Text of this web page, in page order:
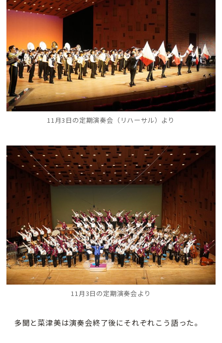
11月3日の定期演奏会（リハーサル）より
11月3日の定期演奏会より
多聞と菜津美は演奏会終了後にそれぞれこう語った。